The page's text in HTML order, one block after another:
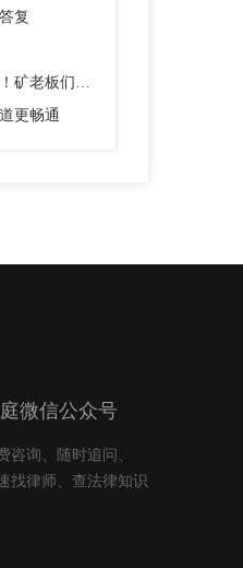
复
以土地平整名义挖矿？中央督察组曝光！矿老板们别踩这个坑
更畅通
微信公众号
咨询、随时追问、
找律师、查法律知识